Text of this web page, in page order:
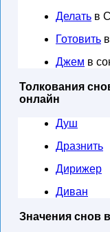
Делать в
Готовить
Джем в
Толкования
онлайн
Душ
Дразнить
Дирижер
Диван
Значения снов